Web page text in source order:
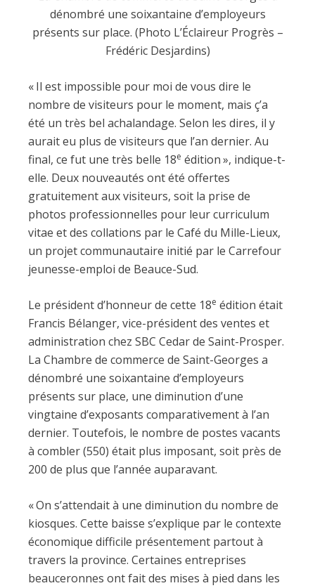
dénombré une soixantaine d’employeurs
présents sur place. (Photo L’Éclaireur Progrès –
Frédéric Desjardins)
« Il est impossible pour moi de vous dire le
nombre de visiteurs pour le moment, mais ç’a
été un très bel achalandage. Selon les dires, il y
aurait eu plus de visiteurs que l’an dernier. Au
final, ce fut une très belle 18e édition », indique-t-
elle. Deux nouveautés ont été offertes
gratuitement aux visiteurs, soit la prise de
photos professionnelles pour leur curriculum
vitae et des collations par le Café du Mille-Lieux,
un projet communautaire initié par le Carrefour
jeunesse-emploi de Beauce-Sud.
Le président d’honneur de cette 18e édition était
Francis Bélanger, vice-président des ventes et
administration chez SBC Cedar de Saint-Prosper.
La Chambre de commerce de Saint-Georges a
dénombré une soixantaine d’employeurs
présents sur place, une diminution d’une
vingtaine d’exposants comparativement à l’an
dernier. Toutefois, le nombre de postes vacants
à combler (550) était plus imposant, soit près de
200 de plus que l’année auparavant.
« On s’attendait à une diminution du nombre de
kiosques. Cette baisse s’explique par le contexte
économique difficile présentement partout à
travers la province. Certaines entreprises
beauceronnes ont fait des mises à pied dans les